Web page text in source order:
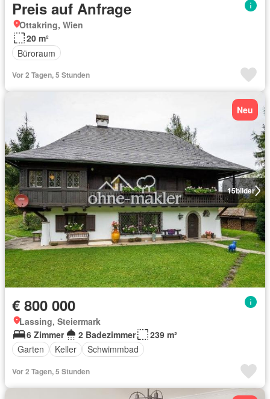
Preis auf Anfrage
Ottakring, Wien
20 m²
Büroraum
Vor 2 Tagen, 5 Stunden
15bilder
Neu
€ 800 000
Lassing, Steiermark
6 Zimmer
2 Badezimmer
239 m²
Garten
Keller Schwimmbad
Vor 2 Tagen, 5 Stunden